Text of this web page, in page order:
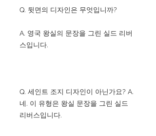
Q. 뒷면의 디자인은 무엇입니까?
A. 영국 왕실의 문장을 그린 실드 리버
스입니다.
Q. 세인트 조지 디자인이 아닌가요? A.
네. 이 유형은 왕실 문장을 그린 실드
리버스입니다.